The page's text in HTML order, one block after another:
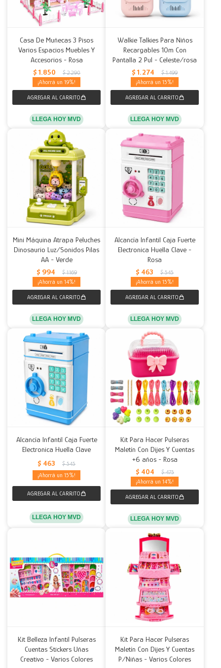
Casa De Muñecas 3 Pisos
Varios Espacios Muebles Y
Accesorios - Rosa
$ 1.850 $ 2.290
19
LLEGA HOY MVD
Walkie Talkies Para Niños
Recargables 10m Con
Pantalla 2 Pul - Celeste/rosa
$ 1.274 $ 1.499
15
LLEGA HOY MVD
Mini Máquina Atrapa Peluches
Dinosaurio Luz/Sonidos Pilas
AA - Verde
$ 994 $ 1.169
14
LLEGA HOY MVD
Alcancía Infantil Caja Fuerte
Electronica Huella Clave -
Rosa
$ 463 $ 545
15
LLEGA HOY MVD
Alcancía Infantil Caja Fuerte
Electronica Huella Clave
$ 463 $ 545
15
LLEGA HOY MVD
Kit Para Hacer Pulseras
Maletín Con Dijes Y Cuentas
+6 años - Rosa
$ 404 $ 475
14
LLEGA HOY MVD
Kit Belleza Infantil Pulseras
Cuentas Stickers Uñas
Creativo - Varios Colores
Kit Para Hacer Pulseras
Maletín Con Dijes Y Cuentas
P/Niñas - Varios Colores